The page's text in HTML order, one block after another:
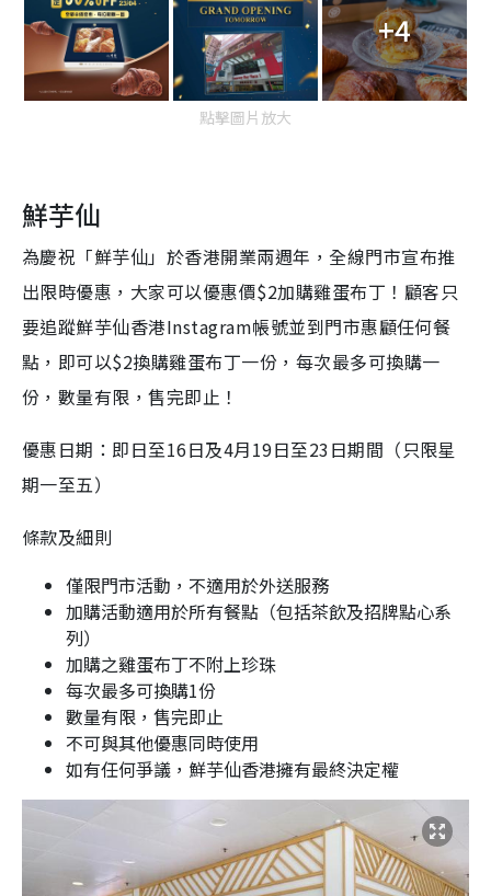
+4
點擊圖片放大
鮮芋仙
為慶祝「鮮芋仙」於香港開業兩週年，全線門市宣布推
出限時優惠，大家可以優惠價$2加購雞蛋布丁！顧客只
要追蹤鮮芋仙香港Instagram帳號並到門市惠顧任何餐
點，即可以$2換購雞蛋布丁一份，每次最多可換購一
份，數量有限，售完即止！
優惠日期：即日至16日及4月19日至23日期間（只限星
期一至五）
條款及細則
僅限門市活動，不適用於外送服務
加購活動適用於所有餐點（包括茶飲及招牌點心系
列）
加購之雞蛋布丁不附上珍珠
每次最多可換購1份
數量有限，售完即止
不可與其他優惠同時使用
如有任何爭議，鮮芋仙香港擁有最終決定權